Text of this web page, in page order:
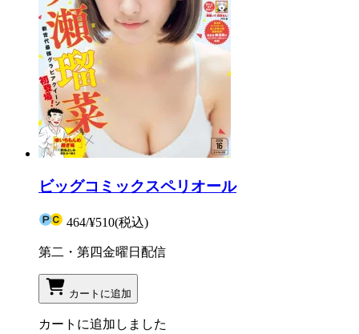
ビッグコミックスペリオール
464/¥510(税込)
第二・第四金曜日配信
カートに追加
カートに追加しました